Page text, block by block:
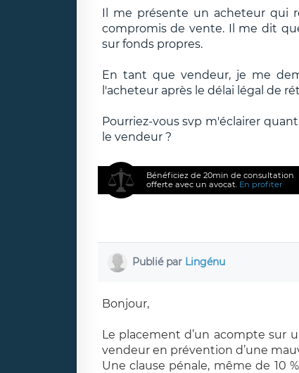
Il me présente un acheteur qui
compromis de vente. Il me dit
sur fonds propres.
En tant que vendeur, je me
l'acheteur après le délai légal de
Pourriez-vous svp m'éclairer
le vendeur ?
Bénéficiez de 20min de consultation
offerte avec un avocat. En profiter
Publié par Lingénu
Bonjour,
Le placement d’un acompte sur u
vendeur en prévention d’une
Une clause pénale, même de 10